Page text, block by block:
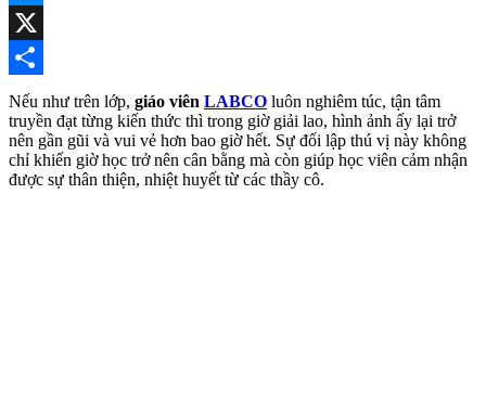
Messenger
X
Share
Nếu như trên lớp, giáo viên LABCO luôn nghiêm túc, tận tâm
truyền đạt từng kiến thức thì trong giờ giải lao, hình ảnh ấy lại trở
nên gần gũi và vui vẻ hơn bao giờ hết. Sự đối lập thú vị này không
chỉ khiến giờ học trở nên cân bằng mà còn giúp học viên cảm nhận
được sự thân thiện, nhiệt huyết từ các thầy cô.